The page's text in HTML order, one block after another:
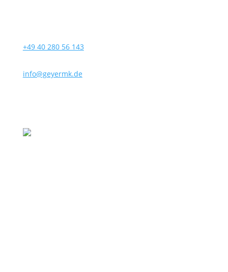
+49 40 280 56 143
info@geyermk.de